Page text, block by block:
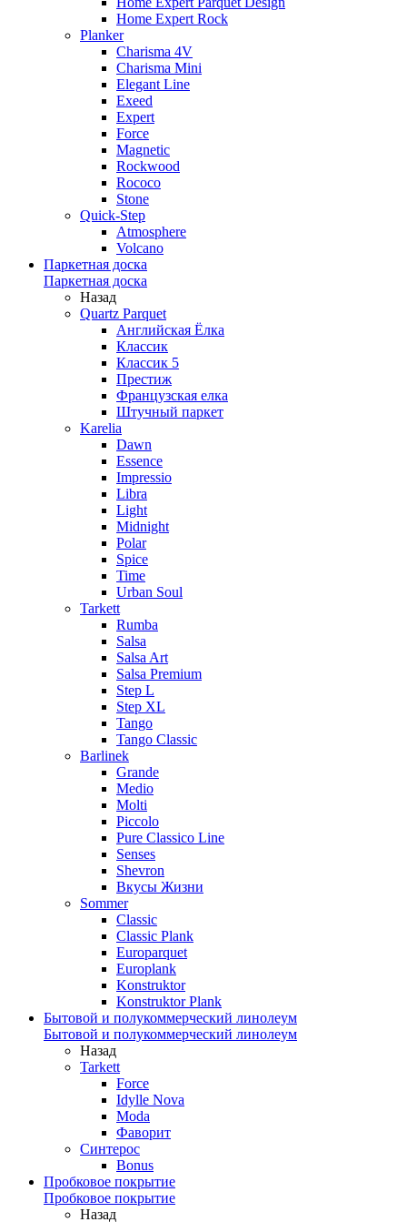
Home Expert Rock
Planker
Charisma 4V
Charisma Mini
Elegant Line
Exeed
Expert
Force
Magnetic
Rockwood
Rococo
Stone
Quick-Step
Atmosphere
Volcano
Паркетная доска
Паркетная доска
Назад
Quartz Parquet
Английская Ёлка
Классик
Классик 5
Престиж
Французская елка
Штучный паркет
Karelia
Dawn
Essence
Impressio
Libra
Light
Midnight
Polar
Spice
Time
Urban Soul
Tarkett
Rumba
Salsa
Salsa Art
Salsa Premium
Step L
Step XL
Tango
Tango Classic
Barlinek
Grande
Medio
Molti
Piccolo
Pure Classico Line
Senses
Shevron
Вкусы Жизни
Sommer
Classic
Classic Plank
Europarquet
Europlank
Konstruktor
Konstruktor Plank
Бытовой и полукоммерческий линолеум
Бытовой и полукоммерческий линолеум
Назад
Tarkett
Force
Idylle Nova
Moda
Фаворит
Синтерос
Bonus
Пробковое покрытие
Пробковое покрытие
Назад